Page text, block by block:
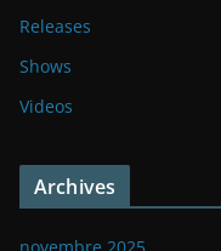
Releases
Shows
Videos
Archives